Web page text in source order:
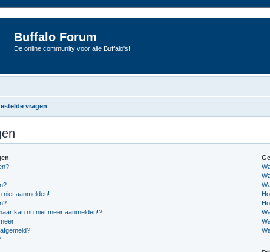
Buffalo Forum
De online community voor alle Buffalo's!
vragen
niet aanmelden!
kan nu niet meer aanmelden!?